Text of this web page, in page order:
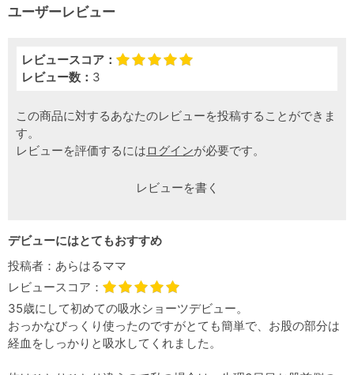
ユーザーレビュー
レビュースコア：
レビュー数： 3
この商品に対するあなたのレビューを投稿することができま
す。
レビューを評価するにはログインが必要です。
レビューを書く
デビューにはとてもおすすめ
投稿者： あらはるママ
レビュースコア：
35歳にして初めての吸水ショーツデビュー。
おっかなびっくり使ったのですがとても簡単で、お股の部分は
経血をしっかりと吸水してくれました。